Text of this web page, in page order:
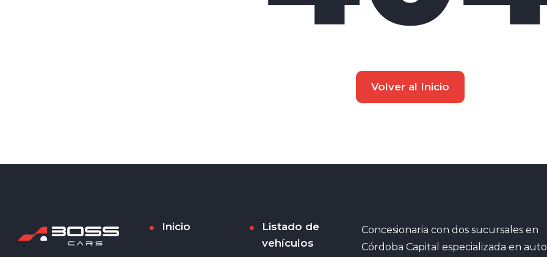
Volver al Inicio
Inicio
Listado de
vehículos
Concesionaria con dos sucursales en
Córdoba Capital especializada en